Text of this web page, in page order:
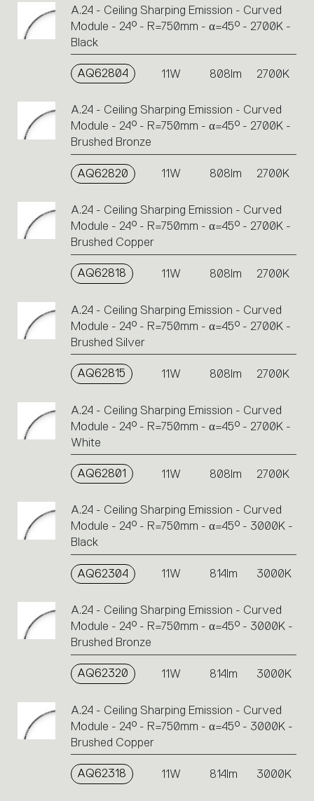
A.24 - Ceiling Sharping Emission - Curved
Module - 24° - R=750mm - α=45° - 2700K -
Black
AQ62804 11W 808lm 2700K
A.24 - Ceiling Sharping Emission - Curved
Module - 24° - R=750mm - α=45° - 2700K -
Brushed Bronze
AQ62820 11W 808lm 2700K
A.24 - Ceiling Sharping Emission - Curved
Module - 24° - R=750mm - α=45° - 2700K -
Brushed Copper
AQ62818 11W 808lm 2700K
A.24 - Ceiling Sharping Emission - Curved
Module - 24° - R=750mm - α=45° - 2700K -
Brushed Silver
AQ62815 11W 808lm 2700K
A.24 - Ceiling Sharping Emission - Curved
Module - 24° - R=750mm - α=45° - 2700K -
White
AQ62801 11W 808lm 2700K
A.24 - Ceiling Sharping Emission - Curved
Module - 24° - R=750mm - α=45° - 3000K -
Black
AQ62304 11W 814lm 3000K
A.24 - Ceiling Sharping Emission - Curved
Module - 24° - R=750mm - α=45° - 3000K -
Brushed Bronze
AQ62320 11W 814lm 3000K
A.24 - Ceiling Sharping Emission - Curved
Module - 24° - R=750mm - α=45° - 3000K -
Brushed Copper
AQ62318 11W 814lm 3000K